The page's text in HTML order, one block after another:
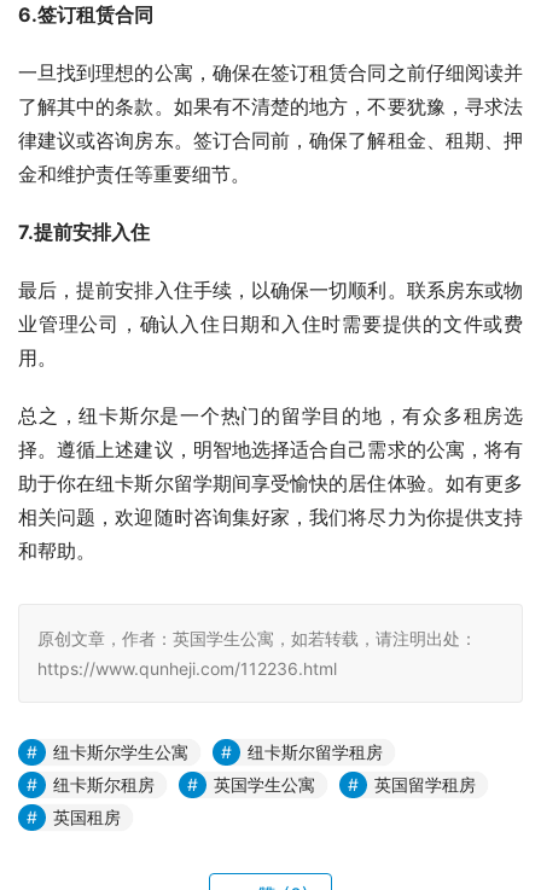
6.签订租赁合同
一旦找到理想的公寓，确保在签订租赁合同之前仔细阅读并
了解其中的条款。如果有不清楚的地方，不要犹豫，寻求法
律建议或咨询房东。签订合同前，确保了解租金、租期、押
金和维护责任等重要细节。
7.提前安排入住
最后，提前安排入住手续，以确保一切顺利。联系房东或物
业管理公司，确认入住日期和入住时需要提供的文件或费
用。
总之，纽卡斯尔是一个热门的留学目的地，有众多租房选
择。遵循上述建议，明智地选择适合自己需求的公寓，将有
助于你在纽卡斯尔留学期间享受愉快的居住体验。如有更多
相关问题，欢迎随时咨询集好家，我们将尽力为你提供支持
和帮助。
原创文章，作者：英国学生公寓，如若转载，请注明出处：
https://www.qunheji.com/112236.html
纽卡斯尔学生公寓
纽卡斯尔留学租房
纽卡斯尔租房
英国学生公寓
英国留学租房
英国租房